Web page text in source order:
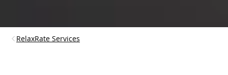
RelaxRate Services